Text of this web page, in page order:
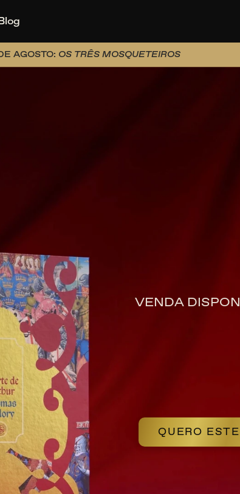
AGOSTO: OS TRÊS MOSQUETEIROS
VENDA
QUERO